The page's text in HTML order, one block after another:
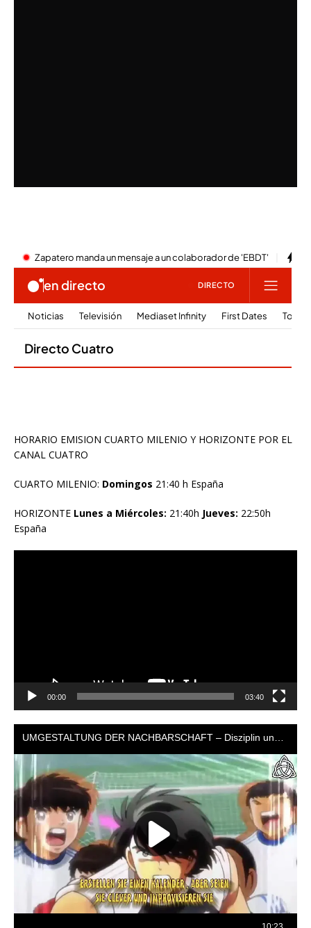
HORARIO EMISION CUARTO MILENIO Y HORIZONTE POR EL
CANAL CUATRO
CUARTO MILENIO: Domingos 21:40 h España
HORIZONTE Lunes a Miércoles: 21:40h Jueves: 22:50h
España
00:00 03:40